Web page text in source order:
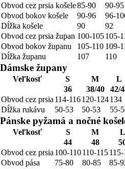
Obvod cez prsia košele85-90 90-95
Obvod bokov košele
90-96 96-
Dĺžka košele
90 92
Obvod cez prsia župan 100-105105-
Obvod bokov županu
105-110 109-
Dĺžka županu
107 110
Dámske župany
Veľkosť S M L
36
38/40 42/
Obvod cez prsia 114-116120-124134
Dĺžka rukávu
50-53 50-53 55-
Pánske pyžamá a nočné
Veľkosť S M L
44
48
Obvod cez prsia 100-110110-115
Obvod pása
75-80 80-85 85-